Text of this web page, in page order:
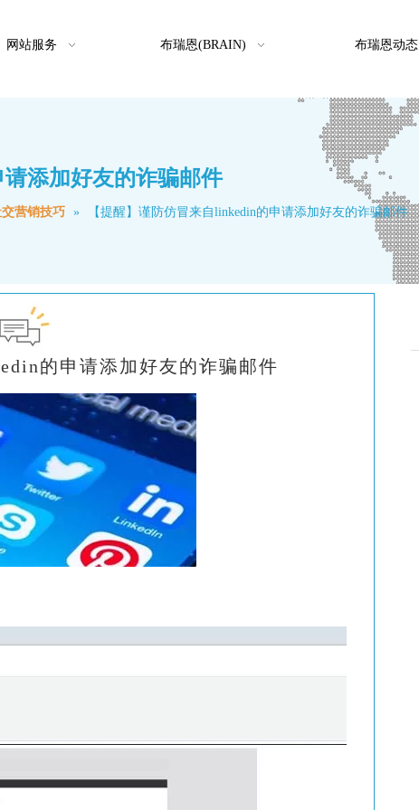
网站服务 布瑞恩(BRAIN) 布瑞恩动态
添加好友的诈骗邮件
营销技巧 » 【提醒】谨防仿冒来自linkedin的申请添加好友的诈骗邮件
的申请添加好友的诈骗邮件